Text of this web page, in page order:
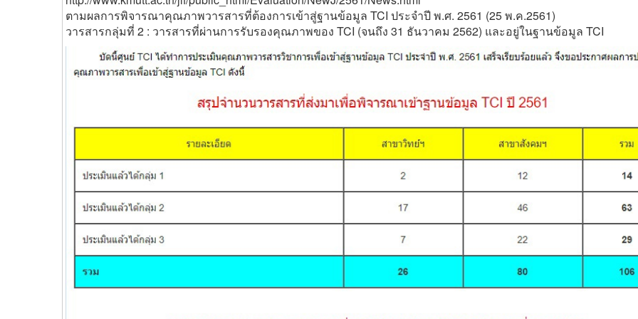
ตามผลการพิจารณาคุณภาพวารสารที่ต้องการเข้าสู่ฐานข้อมูล TCI ประจำปี พ.ศ. 2561 (25 พ.ค.2561)
วารสารกลุ่มที่ 2 : วารสารที่ผ่านการรับรองคุณภาพของ TCI (จนถึง 31 ธันวาคม 2562) และอยู่ในฐานข้อมูล TCI